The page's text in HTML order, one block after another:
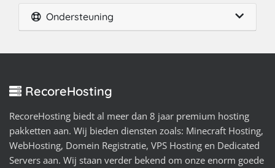
Ondersteuning
RecoreHosting
RecoreHosting biedt al meer dan 8 jaar premium hosting
pakketten aan. Wij bieden diensten zoals: Minecraft Hosting,
WebHosting, Domein Registratie, VPS Hosting en Dedicated
Servers aan. Wij staan verder bekend om onze enorm goede